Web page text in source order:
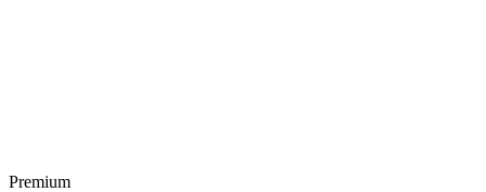
Premium